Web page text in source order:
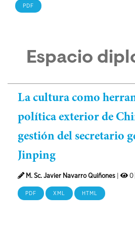
PDF
Espacio
La cultura como
política exterior de
gestión del secretario
Jinping
M. Sc. Javier Navarro Quiñones 0
PDF XML HTML